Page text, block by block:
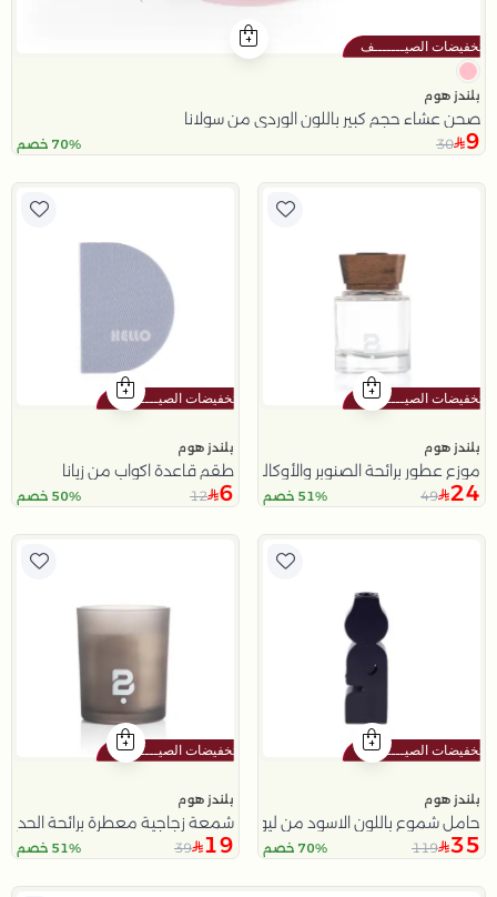
بلندز هوم
صحن عشاء حجم كبير باللون الوردي من سولانا
9
30 70% خصم
بلندز هوم
موزع عطور برائحة الصنوبر والأوكالبتوس 100 مل
24
49 51% خصم
بلندز هوم
طقم قاعدة اكواب من زيانا
6
12 50% خصم
بلندز هوم
حامل شموع باللون الاسود من ليورا
35
119 70% خصم
بلندز هوم
شمعة زجاجية معطرة برائحة الحديقة الصيفية 150 غرام
19
39 51% خصم